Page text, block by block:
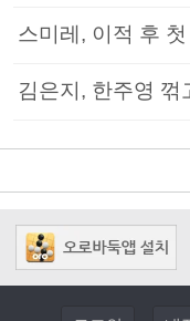
스미레, 이적 후
김은지, 한주영 꺾